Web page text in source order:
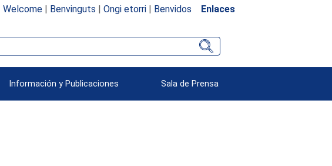
Welcome| Benvinguts | Ongi etorri| Benvidos Enlaces
Información y Publicaciones Sala de Prensa